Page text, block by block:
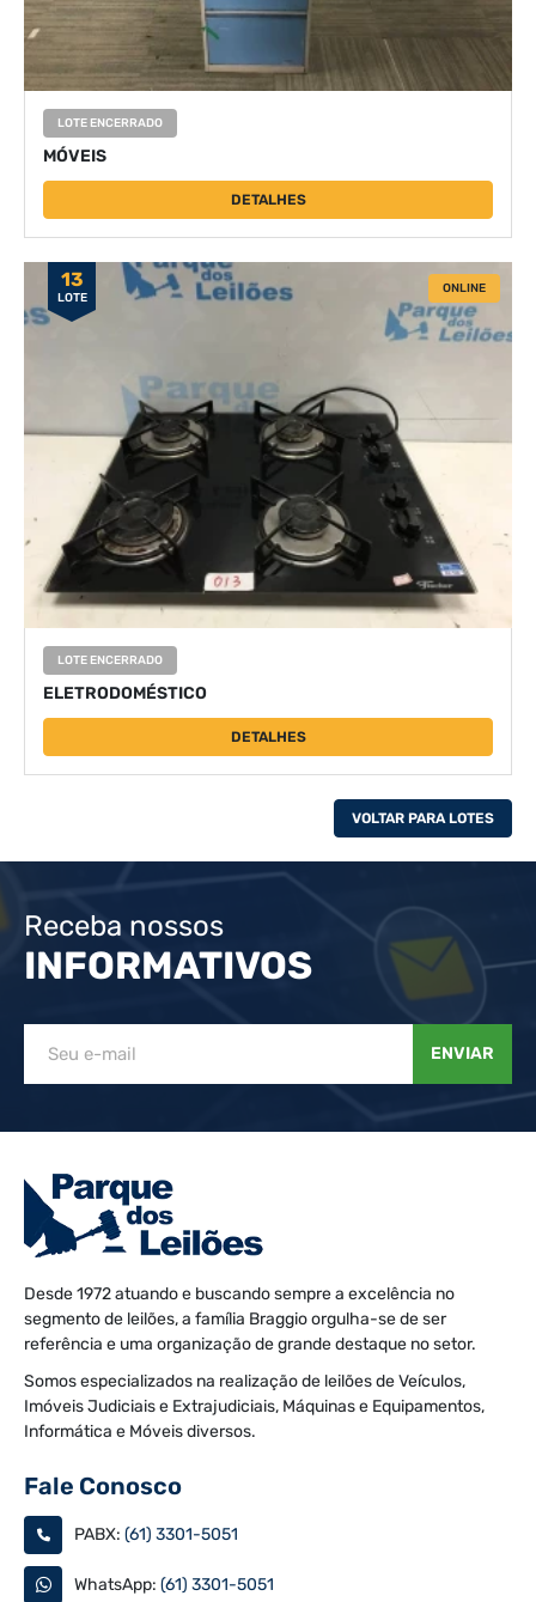
LOTE ENCERRADO
MÓVEIS
DETALHES
13
LOTE
ONLINE
LOTE ENCERRADO
ELETRODOMÉSTICO
DETALHES
VOLTAR PARA LOTES
Receba nossos
INFORMATIVOS
ENVIAR
Desde 1972 atuando e buscando sempre a excelência no
segmento de leilões, a família Braggio orgulha-se de ser
referência e uma organização de grande destaque no setor.
Somos especializados na realização de leilões de Veículos,
Imóveis Judiciais e Extrajudiciais, Máquinas e Equipamentos,
Informática e Móveis diversos.
Fale Conosco
PABX: (61) 3301-5051
WhatsApp: (61) 3301-5051